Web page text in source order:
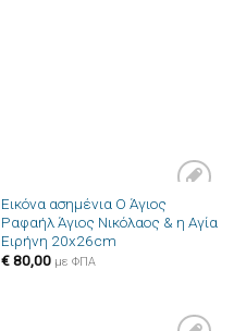
Πρόσθήκη
στην λίστα
Εικόνα ασημένια Ο Άγιος
Ραφαήλ Άγιος Νικόλαος & η Αγία
Ειρήνη 20x26cm
€80,00 με ΦΠΑ